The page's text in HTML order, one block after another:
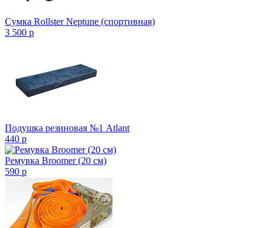
Сумка Rollster Neptune (спортивная)
3 500 p
Подушка резиновая №1 Atlant
440 p
Ремувка Broomer (20 см)
590 p